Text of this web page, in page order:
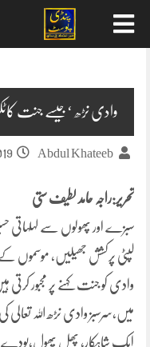
وادی نڑھ ‘جیسے جنت
Abdul Khateeb
تحریر:راجہ حامد لطیف ستی
سبزے اور پھولوں سے لہلہاتی
لپٹی پرکشش جھیلیں، موسموں
وادی کو جنت کہنے پر مجبور
میں،سرسبز وادی نڑھ اللہ
ایک شاہکار، پھل پھول،پودے،